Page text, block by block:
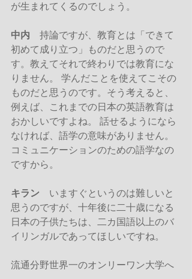
が生まれてくるのでしょう。
中内 持論ですが、教育とは「できて
初めて成り立つ」ものだと思うので
す。教えてそれで終わりでは教育にな
りません。 学んだことを使えてこその
ものだと思うのです。そう考えると、
例えば、これまでの日本の英語教育は
おかしいですよね。 話せるようになら
なければ、語学の意味がありません。
コミュニケーションのための語学なの
ですから。
キラン いますぐというのは難しいと
思うのですが、十年後に二十歳になる
日本の子供たちは、二カ国語以上のバ
イリンガルであってほしいですね。
流通分野世界一のオンリーワン大学へ